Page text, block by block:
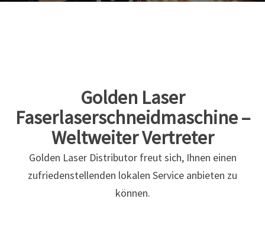
Golden Laser
Faserlaserschneidmaschine –
Weltweiter Vertreter
Golden Laser Distributor freut sich, Ihnen einen
zufriedenstellenden lokalen Service anbieten zu
können.